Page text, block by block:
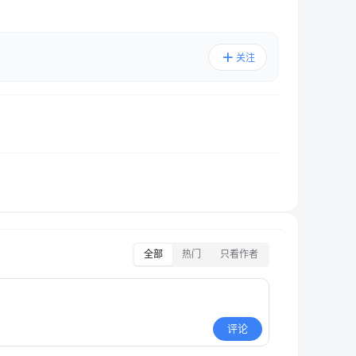
关注
全部 热门 只看作者
评论